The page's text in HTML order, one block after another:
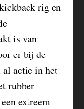
rig en
is van
er bij de
al actie in het
rubber
extreem